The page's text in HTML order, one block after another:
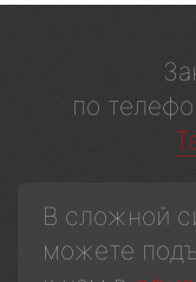
по
В сложной
можете